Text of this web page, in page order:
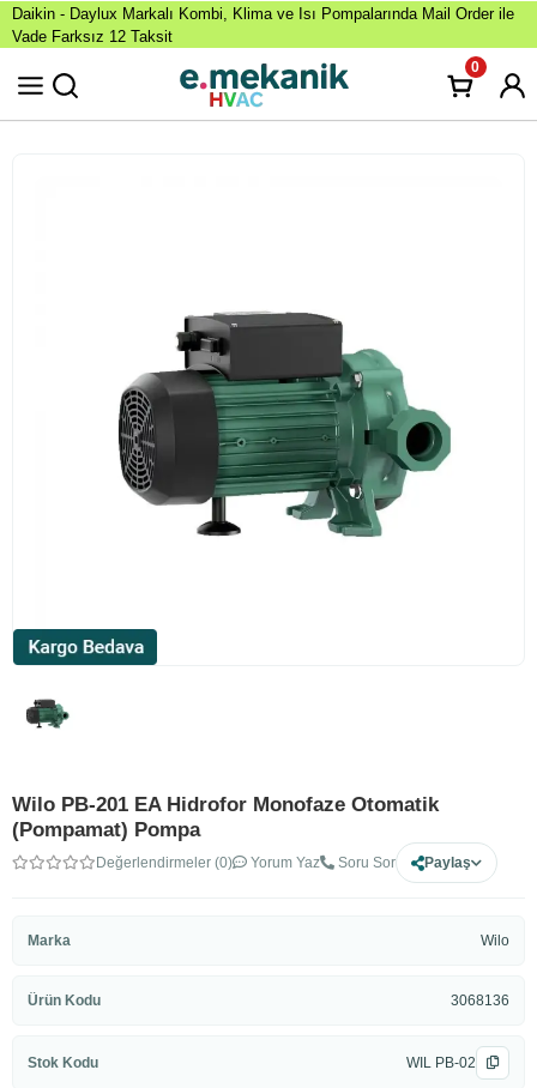
Daikin - Daylux Markalı Kombi, Klima ve Isı Pompalarında Mail Order ile
Vade Farksız 12 Taksit
0
Wilo PB-201 EA Hidrofor Monofaze Otomatik
(Pompamat) Pompa
Değerlendirmeler (0) Yorum Yaz Soru Sor Paylaş
Marka Wilo
Ürün Kodu 3068136
Stok Kodu WIL PB-02